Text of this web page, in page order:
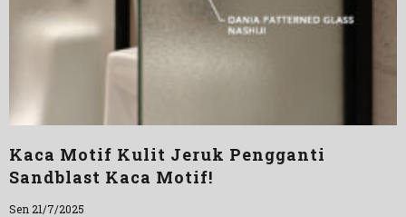
Kaca Motif Kulit Jeruk Pengganti
Sandblast Kaca Motif!
Sen 21/7/2025